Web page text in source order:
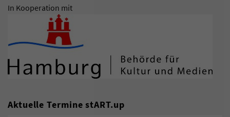
In Kooperation mit
Aktuelle Termine stART.up